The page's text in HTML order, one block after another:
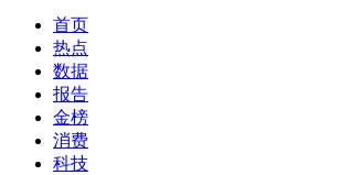
首页
热点
数据
报告
金榜
消费
科技